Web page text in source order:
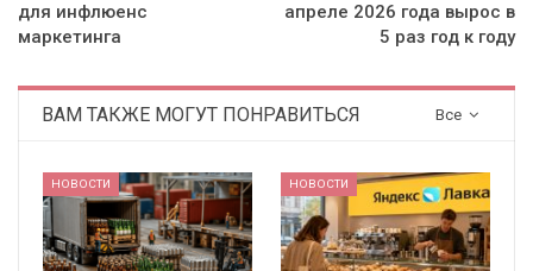
для инфлюенс
маркетинга
апреле 2026 года вырос в
5 раз год к году
Все
ВАМ ТАКЖЕ МОГУТ ПОНРАВИТЬСЯ
НОВОСТИ НОВОСТИ